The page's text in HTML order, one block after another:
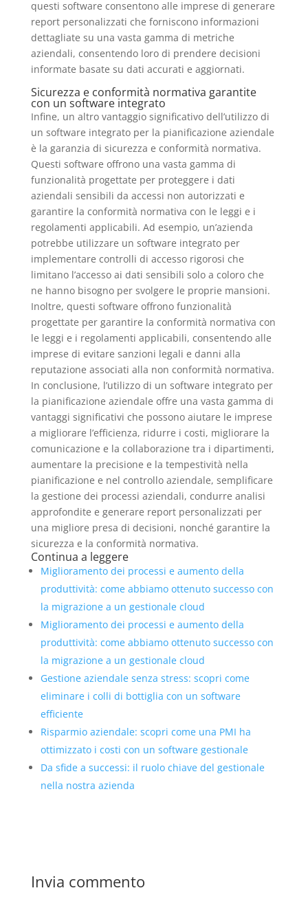
questi software consentono alle imprese di generare
report personalizzati che forniscono informazioni
dettagliate su una vasta gamma di metriche
aziendali, consentendo loro di prendere decisioni
informate basate su dati accurati e aggiornati.
Sicurezza e conformità normativa garantite
con un software integrato
Infine, un altro vantaggio significativo dell’utilizzo di
un software integrato per la pianificazione aziendale
è la garanzia di sicurezza e conformità normativa.
Questi software offrono una vasta gamma di
funzionalità progettate per proteggere i dati
aziendali sensibili da accessi non autorizzati e
garantire la conformità normativa con le leggi e i
regolamenti applicabili. Ad esempio, un’azienda
potrebbe utilizzare un software integrato per
implementare controlli di accesso rigorosi che
limitano l’accesso ai dati sensibili solo a coloro che
ne hanno bisogno per svolgere le proprie mansioni.
Inoltre, questi software offrono funzionalità
progettate per garantire la conformità normativa con
le leggi e i regolamenti applicabili, consentendo alle
imprese di evitare sanzioni legali e danni alla
reputazione associati alla non conformità normativa.
In conclusione, l’utilizzo di un software integrato per
la pianificazione aziendale offre una vasta gamma di
vantaggi significativi che possono aiutare le imprese
a migliorare l’efficienza, ridurre i costi, migliorare la
comunicazione e la collaborazione tra i dipartimenti,
aumentare la precisione e la tempestività nella
pianificazione e nel controllo aziendale, semplificare
la gestione dei processi aziendali, condurre analisi
approfondite e generare report personalizzati per
una migliore presa di decisioni, nonché garantire la
sicurezza e la conformità normativa.
Continua a leggere
Miglioramento dei processi e aumento della
produttività: come abbiamo ottenuto successo con
la migrazione a un gestionale cloud
Miglioramento dei processi e aumento della
produttività: come abbiamo ottenuto successo con
la migrazione a un gestionale cloud
Gestione aziendale senza stress: scopri come
eliminare i colli di bottiglia con un software
efficiente
Risparmio aziendale: scopri come una PMI ha
ottimizzato i costi con un software gestionale
Da sfide a successi: il ruolo chiave del gestionale
nella nostra azienda
Invia commento